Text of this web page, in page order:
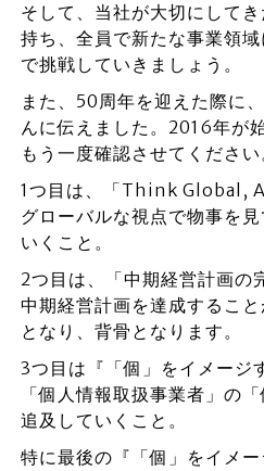
そして、当社が大切にして
持ち、全員で新たな事業領
で挑戦していきましょう。
また、50周年を迎えた際に
んに伝えました。2016年が
もう一度確認させてください
1つ目は、「Think Global,
グローバルな視点で物事を
いくこと。
2つ目は、「中期経営計画の
中期経営計画を達成するこ
となり、背骨となります。
3つ目は『「個」をイメージ
「個人情報取扱事業者」の
追及していくこと。
特に最後の『「個」をイメ